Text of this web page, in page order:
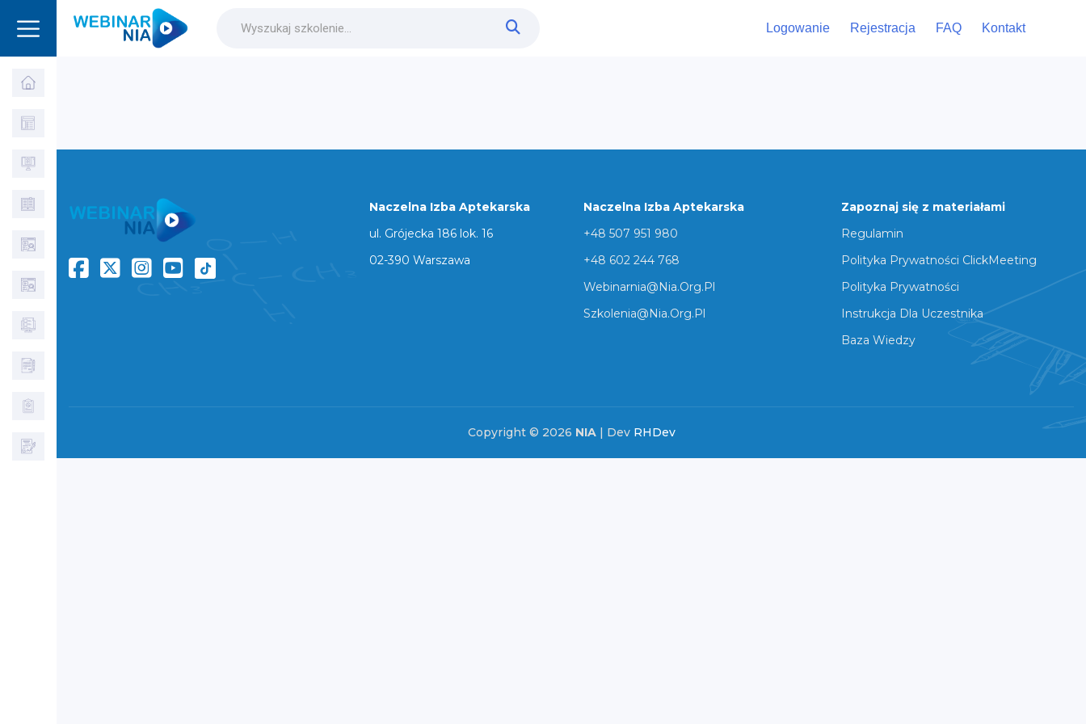
Logowanie Rejestracja FAQ Kontakt
Naczelna Izba Aptekarska
ul. Grójecka 186 lok. 16
02-390 Warszawa
Naczelna Izba Aptekarska
+48 507 951 980
+48 602 244 768
Webinarnia@nia.org.pl
Szkolenia@nia.org.pl
Zapoznaj się z materiałami
Regulamin
Polityka Prywatności ClickMeeting
Polityka Prywatności
Instrukcja Dla Uczestnika
Baza Wiedzy
Copyright © 2026 NIA| Dev RHDev